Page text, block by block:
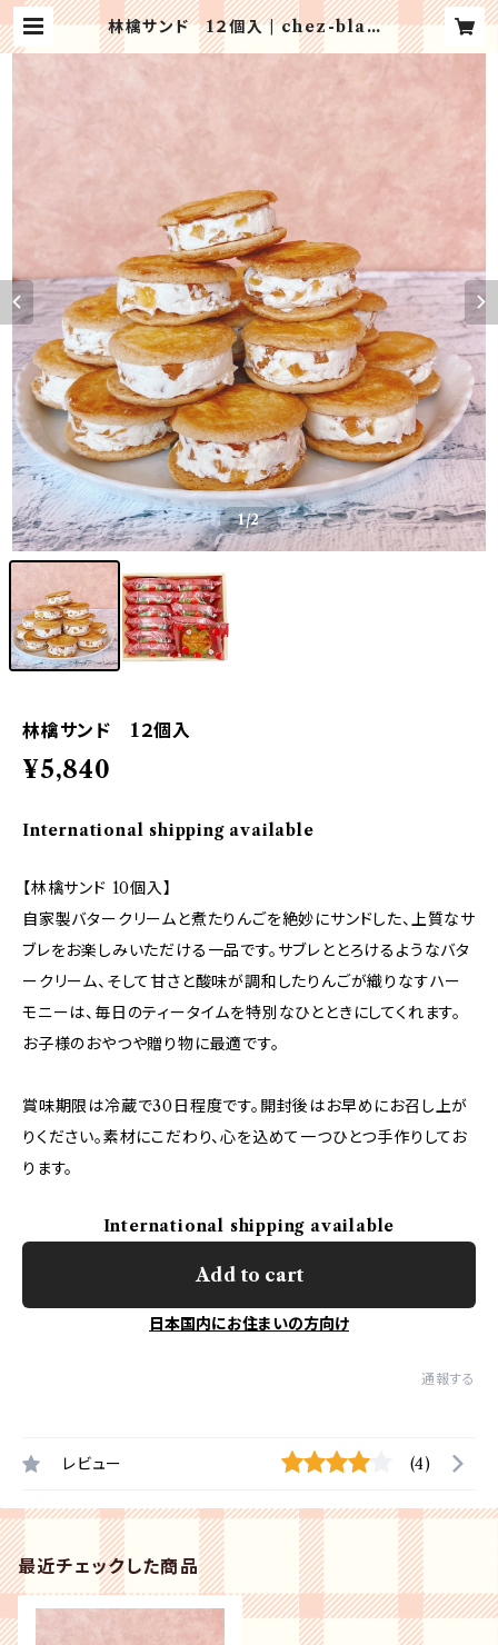
林檎サンド 1２個入 | chez-blanc
1/2
林檎サンド 1２個入
¥5,840
International shipping available
【林檎サンド 10個入】
自家製バタークリームと煮たりんごを絶妙にサンドした、上質なサ
ブレをお楽しみいただける一品です。サブレととろけるようなバタ
ークリーム、そして甘さと酸味が調和したりんごが織りなすハー
モニーは、毎日のティータイムを特別なひとときにしてくれます。
お子様のおやつや贈り物に最適です。
賞味期限は冷蔵で30日程度です。開封後はお早めにお召し上が
りください。素材にこだわり、心を込めて一つひとつ手作りしてお
ります。
International shipping available
Add to cart
日本国内にお住まいの方向け
通報する
レビュー (4)
最近チェックした商品